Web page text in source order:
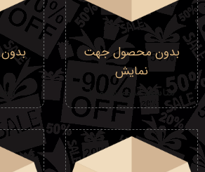
بدون محصول جهت
نمایش
متاسفم تموم شدم :(